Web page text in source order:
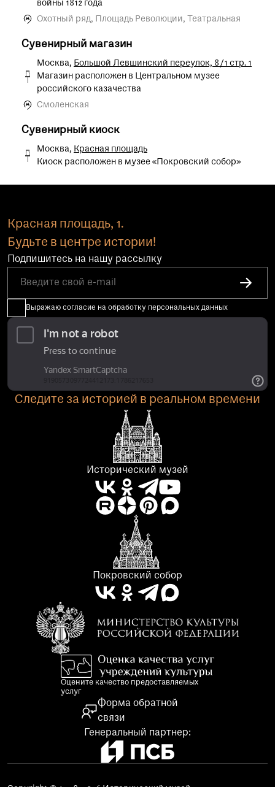
войны 1812 года
Охотный ряд, Площадь Революции, Театральная
Сувенирный магазин
Москва, Большой Левшинский переулок, 8/1 стр. 1
Магазин расположен в Центральном музее
российского казачества
Смоленская
Сувенирный киоск
Москва, Красная площадь
Киоск расположен в музее «Покровский собор»
Красная площадь, 1.
Будьте в центре истории!
Подпишитесь на нашу рассылку
Выражаю согласие на обработку персональных данных
Следите за историей в реальном времени
Исторический музей
Покровский собор
Генеральный партнер:
Оцените качество предоставляемых
услуг
Форма обратной
связи